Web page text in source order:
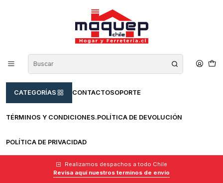
CATEGORÍAS CONTACTOSOPORTE
TÉRMINOS Y CONDICIONES.POLÍTICA DE DEVOLUCIÓN
POLÍTICA DE PRIVACIDAD
Realizamos despachos a todo Chile
Revisa aquí nuestros terminos de envío